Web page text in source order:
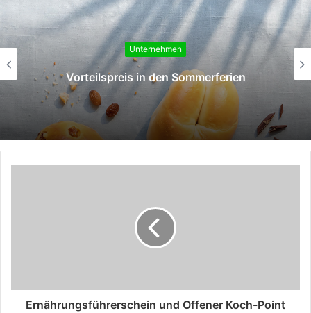
Unternehmen
Vorteilspreis in den Sommerferien
Ernährungsführerschein und Offener Koch-Point